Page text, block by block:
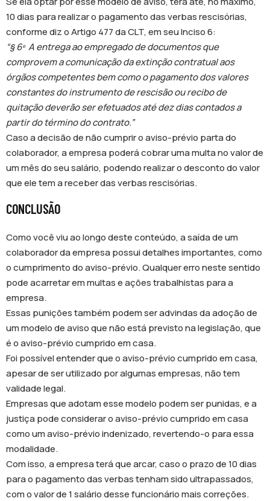
10 dias para realizar o pagamento das verbas rescisórias,
conforme diz o Artigo 477 da CLT, em seu Inciso 6:
“§ 6º A entrega ao empregado de documentos que
comprovem a comunicação da extinção contratual aos
órgãos competentes bem como o pagamento dos valores
constantes do instrumento de rescisão ou recibo de
quitação deverão ser efetuados até dez dias contados a
partir do término do contrato.”
Caso a decisão de não cumprir o aviso-prévio parta do
colaborador, a empresa poderá cobrar uma multa no valor de
um mês do seu salário, podendo realizar o desconto do valor
que ele tem a receber das verbas rescisórias.
CONCLUSÃO
Como você viu ao longo deste conteúdo, a saída de um
colaborador da empresa possui detalhes importantes, como
o cumprimento do aviso-prévio. Qualquer erro neste sentido
pode acarretar em multas e ações trabalhistas para a
empresa.
Essas punições também podem ser advindas da adoção de
um modelo de aviso que não está previsto na legislação, que
é o aviso-prévio cumprido em casa.
Foi possível entender que o aviso-prévio cumprido em casa,
apesar de ser utilizado por algumas empresas, não tem
validade legal.
Empresas que adotam esse modelo podem ser punidas, e a
justiça pode considerar o aviso-prévio cumprido em casa
como um aviso-prévio indenizado, revertendo-o para essa
modalidade.
Com isso, a empresa terá que arcar, caso o prazo de 10 dias
para o pagamento das verbas tenham sido ultrapassados,
com o valor de 1 salário desse funcionário mais correções.